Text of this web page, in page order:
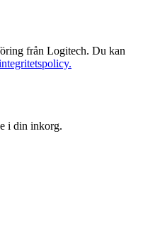
från Logitech. Du kan
i din inkorg.